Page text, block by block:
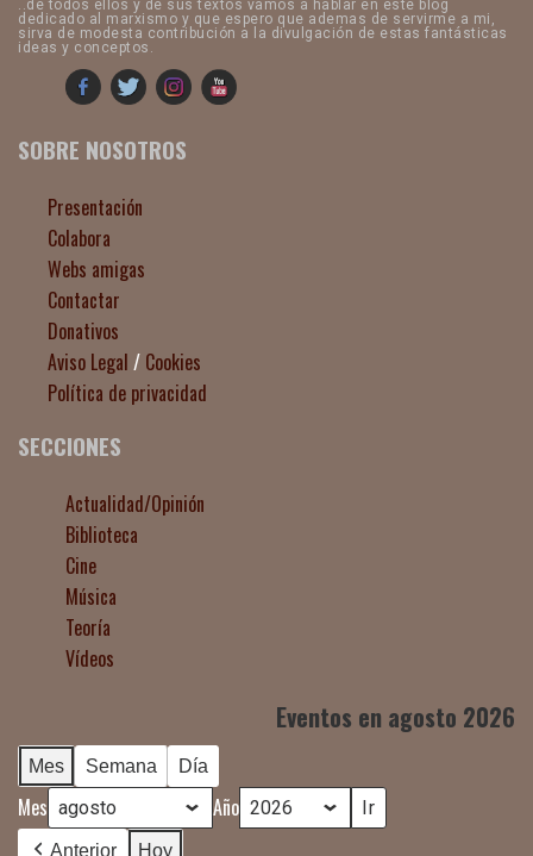
..de todos ellos y de sus textos vamos a hablar en este blog
dedicado al marxismo y que espero que ademas de servirme a mi,
sirva de modesta contribución a la divulgación de estas fantásticas
ideas y conceptos.
SOBRE NOSOTROS
Presentación
Colabora
Webs amigas
Contactar
Donativos
Aviso Legal / Cookies
Política de privacidad
SECCIONES
Actualidad/Opinión
Biblioteca
Cine
Música
Teoría
Vídeos
Eventos en agosto 2026
Mes Semana Día
Mes Año
Anterior Hoy